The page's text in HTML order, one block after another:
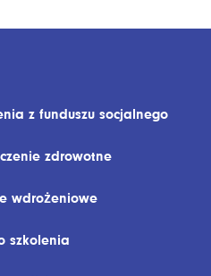
z funduszu socjalnego
zdrowotne
wdrożeniowe
szkolenia